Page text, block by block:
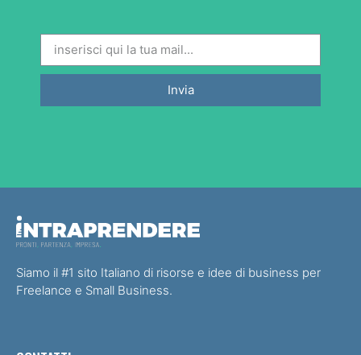
Invia
Siamo il #1 sito Italiano di risorse e idee di business per
Freelance e Small Business.